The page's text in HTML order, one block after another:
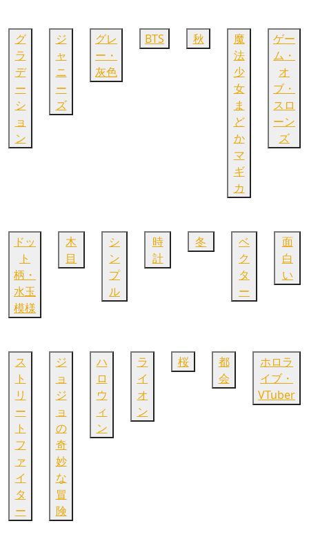
グ
ラ
デ
ー
シ
ョ
ン
ジ
ャ
ニ
ー
ズ
グレ
ー・
灰色
BTS 秋
魔
法
少
女
ま
ど
か
マ
ギ
カ
ゲー
ム・
オ
ブ・
スロ
ーン
ズ
ドッ
ト
柄・
水玉
模様
木
目
シ
ン
プ
ル
時
計
冬
ベ
ク
タ
ー
面
白
い
ス
ト
リ
ー
ト
フ
ァ
イ
タ
ー
ジ
ョ
ジ
ョ
の
奇
妙
な
冒
険
ハ
ロ
ウ
ィ
ン
ラ
イ
オ
ン
桜
都
会
ホロラ
イブ・
VTuber